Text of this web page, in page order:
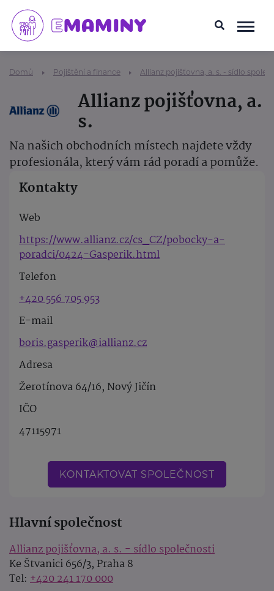
Domů Pojištění a finance Allianz pojišťovna, a. s. - sídlo
Allianz pojišťovna, a.
s.
Na našich obchodních místech najdete vždy
profesionála, který vám rád poradí a pomůže.
Kontakty
Web
https://www.allianz.cz/cs_CZ/pobocky-a-
poradci/0424-Gasperik.html
Telefon
+420 556 705 953
E-mail
boris.gasperik@iallianz.cz
Adresa
Žerotínova 64/16, Nový Jičín
IČO
47115971
KONTAKTOVAT SPOLEČNOST
Hlavní společnost
Allianz pojišťovna, a. s. - sídlo společnosti
Ke Štvanici 656/3, Praha 8
Tel: +420 241 170 000